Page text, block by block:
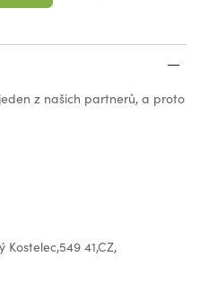
z našich partnerů, a proto
Kostelec,549 41,CZ,